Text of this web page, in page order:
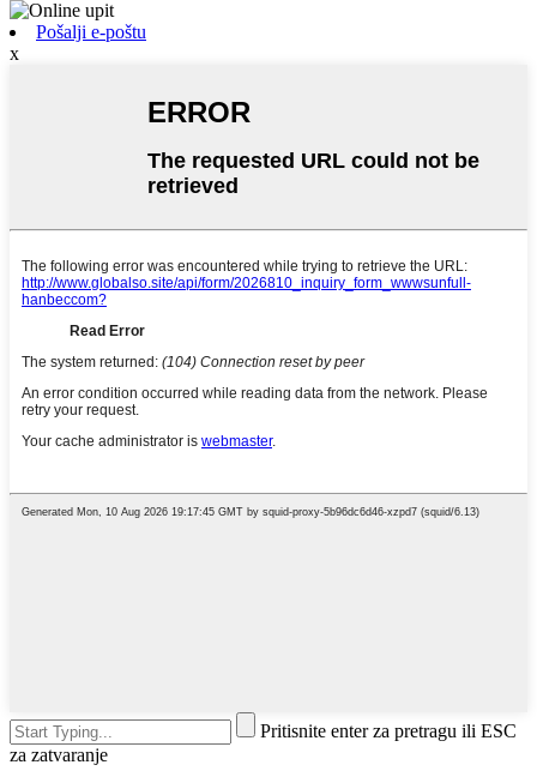
Pošalji e-poštu
x
Pritisnite enter za pretragu ili ESC
za zatvaranje